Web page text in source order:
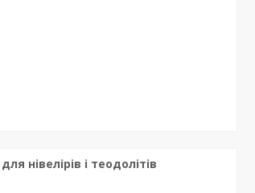
нівелірів і теодолітів